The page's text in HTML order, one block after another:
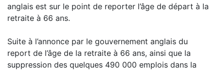
anglais est sur le point de reporter l’âge de départ à la
retraite à 66 ans.
Suite à l’annonce par le gouvernement anglais du
report de l’âge de la retraite à 66 ans, ainsi que la
suppression des quelques 490 000 emplois dans la